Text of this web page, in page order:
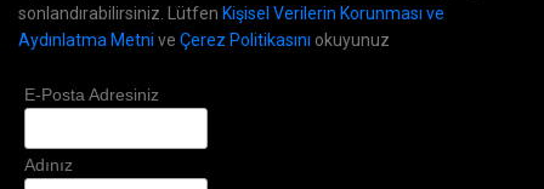
sonlandırabilirsiniz. Lütfen Kişisel Verilerin Korunması ve
Aydınlatma Metni ve Çerez Politikasını okuyunuz
E-Posta Adresiniz
Adınız